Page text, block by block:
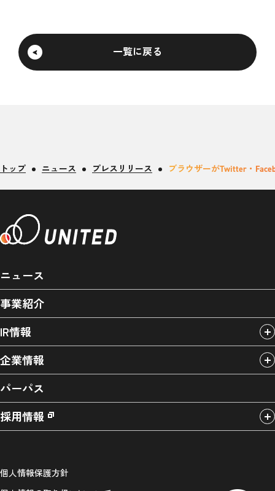
一覧に戻る
トップ ニュース プレスリリース ブラウザーがTwitter・
ニュース
事業紹介
IR情報
企業情報
パーパス
採用情報
個人情報保護方針